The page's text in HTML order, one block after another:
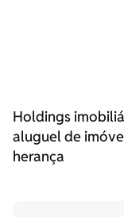
Holdings
aluguel de
herança